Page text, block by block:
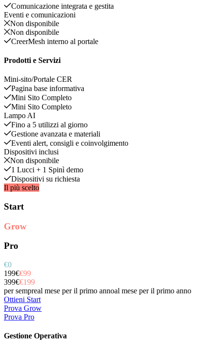
Comunicazione integrata e gestita
Eventi e comunicazioni
Non disponibile
Non disponibile
CreerMesh interno al portale
Prodotti e Servizi
Mini-sito/Portale CER
Pagina base informativa
Mini Sito Completo
Mini Sito Completo
Lampo AI
Fino a 5 utilizzi al giorno
Gestione avanzata e materiali
Eventi alert, consigli e coinvolgimento
Dispositivi inclusi
Non disponibile
1 Lucci + 1 Spinì demo
Dispositivi su richiesta
Il più scelto
Start
Grow
Pro
€0
199€€99
399€€199
per sempreal mese per il primo annoal mese per il primo anno
Ottieni Start
Prova Grow
Prova Pro
Gestione Operativa